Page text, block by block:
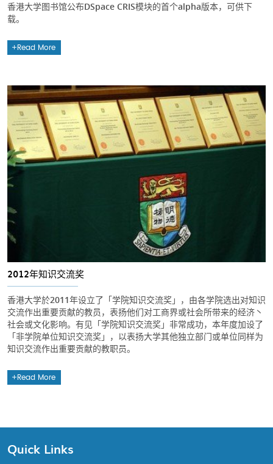
香港大学图书馆公布DSpace CRIS模块的首个alpha版本，可供下
载。
Read More
2012年知识交流奖
香港大学於2011年设立了「学院知识交流奖」，由各学院选出对知识
交流作出重要贡献的教员，表扬他们对工商界或社会所带来的经济丶
社会或文化影响。有见「学院知识交流奖」非常成功，本年度加设了
「非学院单位知识交流奖」，以表扬大学其他独立部门或单位同样为
知识交流作出重要贡献的教职员。
Read More
Quick Links